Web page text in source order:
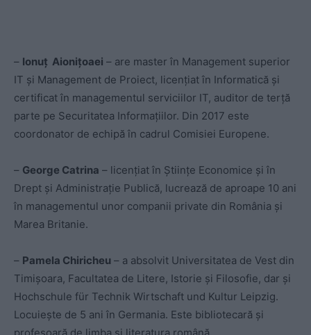
– Ionuț Aionițoaei – are master în Management superior
IT și Management de Proiect, licențiat în Informatică și
certificat în managementul serviciilor IT, auditor de terță
parte pe Securitatea Informațiilor. Din 2017 este
coordonator de echipă în cadrul Comisiei Europene.
– George Catrina – licențiat în Științe Economice și în
Drept și Administrație Publică, lucrează de aproape 10 ani
în managementul unor companii private din România și
Marea Britanie.
– Pamela Chiricheu – a absolvit Universitatea de Vest din
Timișoara, Facultatea de Litere, Istorie și Filosofie, dar și
Hochschule für Technik Wirtschaft und Kultur Leipzig.
Locuiește de 5 ani în Germania. Este bibliotecară și